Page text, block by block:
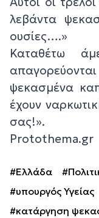
λεβάντα
ουσίες….»
Καταθέτω
ψεκασμένα
έχουν
σας!».
Protothema.gr
#Ελλάδα
#υπουργός Υγείας
#κατάργηση